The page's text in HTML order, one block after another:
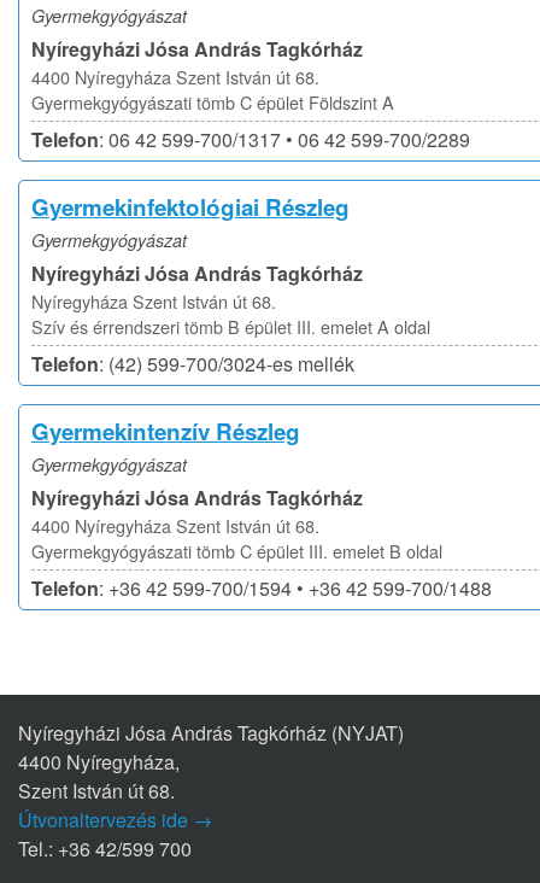
Gyermekgyógyászat
Nyíregyházi Jósa András Tagkórház
4400 Nyíregyháza Szent István út 68.
Gyermekgyógyászati tömb C épület Földszint A
Telefon: 06 42 599-700/1317 • 06 42 599-700/2289
Gyermekinfektológiai Részleg
Gyermekgyógyászat
Nyíregyházi Jósa András Tagkórház
Nyíregyháza Szent István út 68.
Szív és érrendszeri tömb B épület III. emelet A oldal
Telefon: (42) 599-700/3024-es mellék
Gyermekintenzív Részleg
Gyermekgyógyászat
Nyíregyházi Jósa András Tagkórház
4400 Nyíregyháza Szent István út 68.
Gyermekgyógyászati tömb C épület III. emelet B oldal
Telefon: +36 42 599-700/1594 • +36 42 599-700/1488
Nyíregyházi Jósa András Tagkórház (NYJAT)
4400 Nyíregyháza,
Szent István út 68.
Útvonaltervezés ide →
Tel.: +36 42/599 700